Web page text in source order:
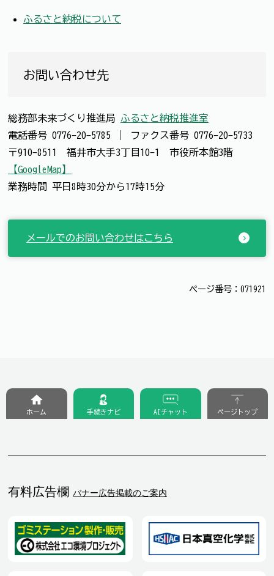
ふるさと納税について
お問い合わせ先
総務部未来づくり推進局 ふるさと納税推進室
電話番号 0776-20-5785 ファクス番号 0776-20-5733
〒910-8511 福井市大手3丁目10-1 市役所本館3階
【GoogleMap】
業務時間 平日8時30分から17時15分
メールでのお問い合わせはこちら
ページ番号：071921
有料広告欄 バナー広告掲載のご案内
ホーム 手続きナビ AIチャット ページトップ